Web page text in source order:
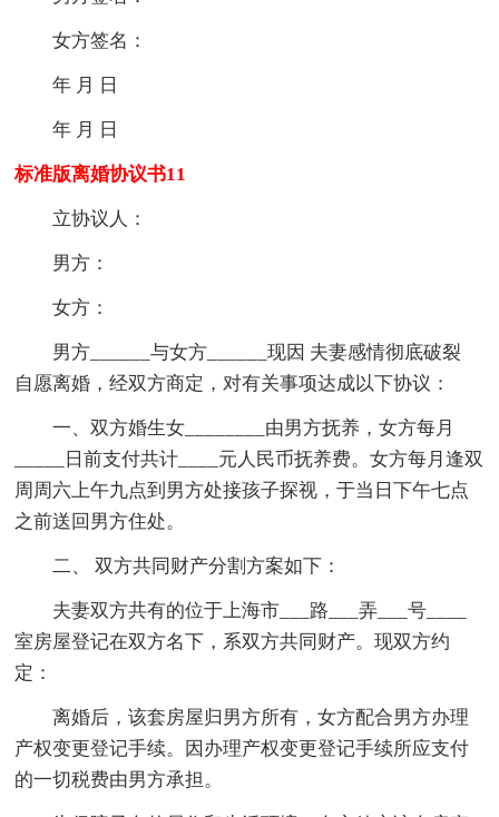
女方签名：
年 月 日
年 月 日
标准版离婚协议书11
立协议人：
男方：
女方：
男方______与女方______现因 夫妻感情彻底破裂
自愿离婚，经双方商定，对有关事项达成以下协议：
一、双方婚生女________由男方抚养，女方每月
_____日前支付共计____元人民币抚养费。女方每月逢双
周周六上午九点到男方处接孩子探视，于当日下午七点
之前送回男方住处。
二、 双方共同财产分割方案如下：
夫妻双方共有的位于上海市___路___弄___号____
室房屋登记在双方名下，系双方共同财产。现双方约
定：
离婚后，该套房屋归男方所有，女方配合男方办理
产权变更登记手续。因办理产权变更登记手续所应支付
的一切税费由男方承担。